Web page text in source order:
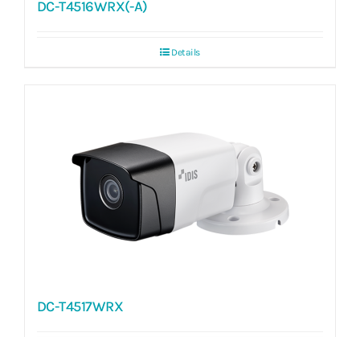
DC-T4516WRX(-A)
Details
DC-T4517WRX